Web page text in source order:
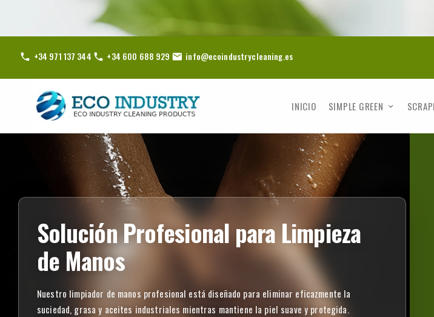
+34 971 137 344 +34 600 688 929 info@ecoindustrycleaning.es
INICIO SIMPLE GREEN
Solución Profesional para Limpieza
de Manos
Nuestro limpiador de manos profesional está diseñado para eliminar eficazmente la
suciedad, grasa y aceites industriales mientras mantiene la piel suave y protegida.